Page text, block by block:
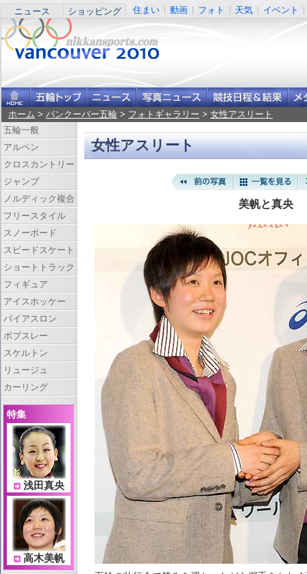
ニュース ショッピング 住まい 動画 フォト 天気 イベント
ホーム > バンクーバー五輪 > フォトギャラリー > 女性アスリート
女性アスリート
美帆と真央
五輪一般
アルペン
クロスカントリー
ジャンプ
ノルディック複合
フリースタイル
スノーボード
スピードスケート
ショートトラック
フィギュア
アイスホッケー
バイアスロン
ボブスレー
スケルトン
リュージュ
カーリング
特集
浅田真央
高木美帆